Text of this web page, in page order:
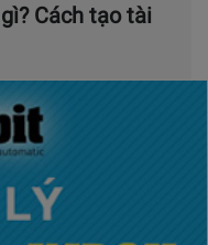
Cách tạo tài